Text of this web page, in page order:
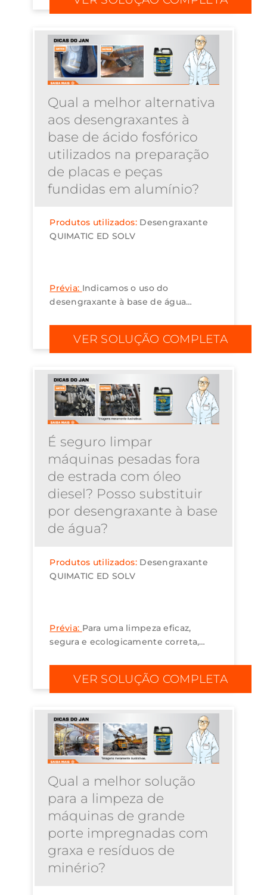
Tapmatic, que é ecologicamente
Qual a melhor alternativa
aos desengraxantes à
base de ácido fosfórico
utilizados na preparação
de placas e peças
fundidas em alumínio?
Produtos utilizados: Desengraxante
QUIMATIC ED SOLV
Prévia: Indicamos o uso do
desengraxante à base de água
inflamável, notificado na Anvisa e
VER SOLUÇÃO COMPLETA
É seguro limpar
máquinas pesadas fora
de estrada com óleo
diesel? Posso substituir
por desengraxante à base
de água?
Produtos utilizados: Desengraxante
QUIMATIC ED SOLV
Prévia: Para uma limpeza eficaz,
segura e ecologicamente correta,
Quimatic ED SOLV. ...
VER SOLUÇÃO COMPLETA
Qual a melhor solução
para a limpeza de
máquinas de grande
porte impregnadas com
graxa e resíduos de
minério?